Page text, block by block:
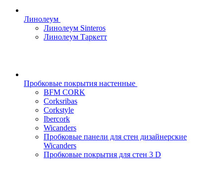
Линолеум
Линолеум Sinteros
Линолеум Таркетт
Пробковые покрытия настенные
BFM CORK
Corksribas
Corkstyle
Ibercork
Wicanders
Пробковые панели для стен дизайнерские
Wicanders
Пробковые покрытия для стен 3 D